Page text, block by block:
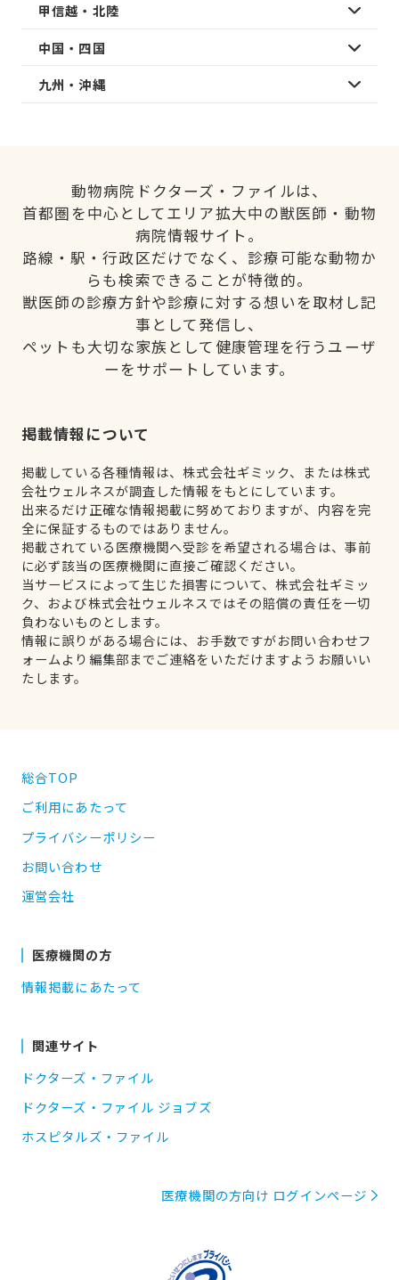
甲信越・北陸
中国・四国
九州・沖縄
動物病院ドクターズ・ファイルは、
首都圏を中心としてエリア拡大中の獣医師・動物
病院情報サイト。
路線・駅・行政区だけでなく、診療可能な動物か
らも検索できることが特徴的。
獣医師の診療方針や診療に対する想いを取材し記
事として発信し、
ペットも大切な家族として健康管理を行うユーザ
ーをサポートしています。
掲載情報について
掲載している各種情報は、株式会社ギミック、または株式
会社ウェルネスが調査した情報をもとにしています。
出来るだけ正確な情報掲載に努めておりますが、内容を完
全に保証するものではありません。
掲載されている医療機関へ受診を希望される場合は、事前
に必ず該当の医療機関に直接ご確認ください。
当サービスによって生じた損害について、株式会社ギミッ
ク、および株式会社ウェルネスではその賠償の責任を一切
負わないものとします。
情報に誤りがある場合には、お手数ですがお問い合わせフ
ォームより編集部までご連絡をいただけますようお願いい
たします。
総合TOP
ご利用にあたって
プライバシーポリシー
お問い合わせ
運営会社
医療機関の方
情報掲載にあたって
関連サイト
ドクターズ・ファイル
ドクターズ・ファイル ジョブズ
ホスピタルズ・ファイル
医療機関の方向け ログインページ